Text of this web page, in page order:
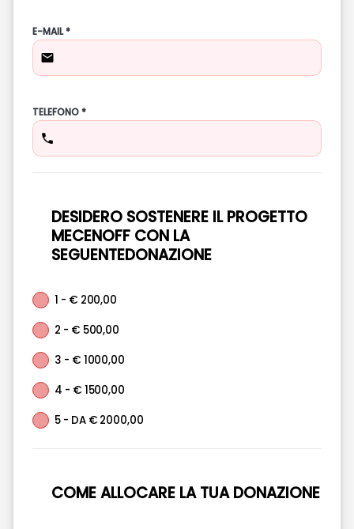
E-MAIL *
TELEFONO *
DESIDERO SOSTENERE IL PROGETTO
MECENOFF CON LA
SEGUENTEDONAZIONE
1 - € 200,00
2 - € 500,00
3 - € 1000,00
4 - € 1500,00
5 - DA € 2000,00
COME ALLOCARE LA TUA DONAZIONE